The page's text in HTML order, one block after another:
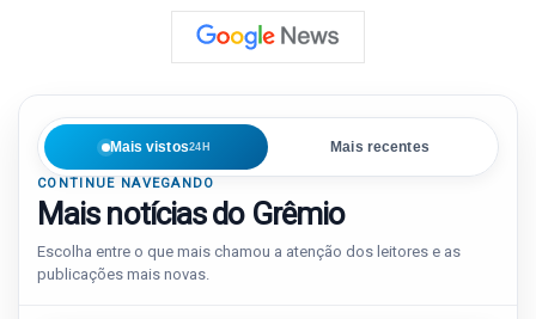
Mais vistos24H Mais recentes
CONTINUE NAVEGANDO
Mais notícias do Grêmio
Escolha entre o que mais chamou a atenção dos leitores e as
publicações mais novas.